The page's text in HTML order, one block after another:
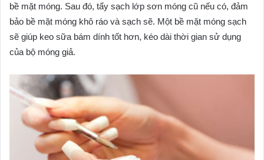
bề mặt móng. Sau đó, tẩy sạch lớp sơn móng cũ nếu có, đảm
bảo bề mặt móng khô ráo và sạch sẽ. Một bề mặt móng sạch
sẽ giúp keo sữa bám dính tốt hơn, kéo dài thời gian sử dụng
của bộ móng giả.